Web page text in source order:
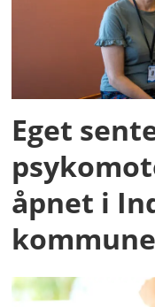
Eget
åpnet i
kommune